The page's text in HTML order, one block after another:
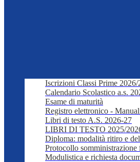
Iscrizioni Classi Prime 2026/
Calendario Scolastico a.s.
Esame di maturità
Registro elettronico -
Libri di testo A.S. 2026-27
LIBRI DI TESTO 2025/
Diploma: modalità ritiro e
Protocollo somministrazione
Modulistica e richiesta